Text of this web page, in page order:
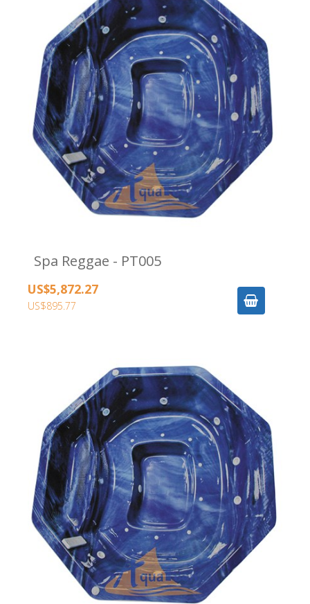
Spa Reggae - PT005
US$5,872.27
US$895.77